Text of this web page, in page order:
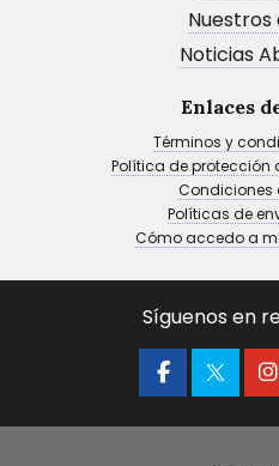
Noticias
Enlaces
Términos y
Política de protección
Condiciones
Políticas de
Cómo accedo a
Síguenos en